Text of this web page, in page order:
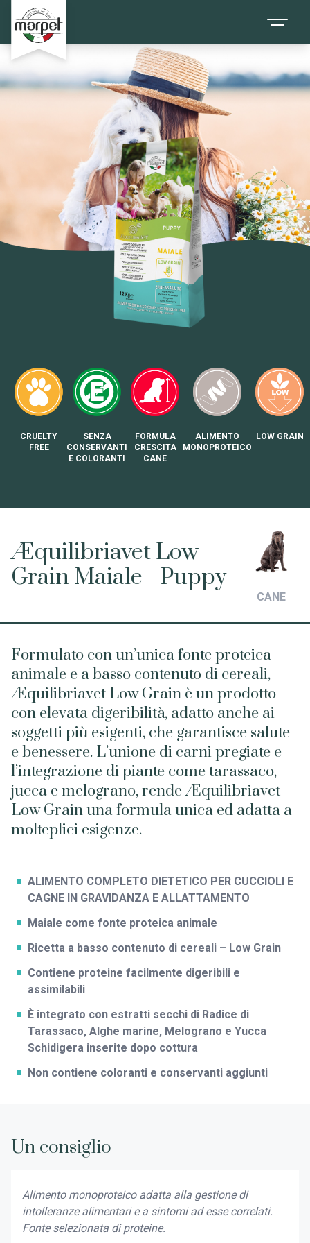
Æquilibriavet Low
Grain Maiale - Puppy
CANE
Formulato con un’unica fonte proteica
animale e a basso contenuto di cereali,
Æquilibriavet Low Grain è un prodotto
con elevata digeribilità, adatto anche ai
soggetti più esigenti, che garantisce salute
e benessere. L’unione di carni pregiate e
l’integrazione di piante come tarassaco,
jucca e melograno, rende Æquilibriavet
Low Grain una formula unica ed adatta a
molteplici esigenze.
ALIMENTO COMPLETO DIETETICO PER CUCCIOLI E
CAGNE IN GRAVIDANZA E ALLATTAMENTO
Maiale come fonte proteica animale
Ricetta a basso contenuto di cereali – Low Grain
Contiene proteine facilmente digeribili e
assimilabili
È integrato con estratti secchi di Radice di
Tarassaco, Alghe marine, Melograno e Yucca
Schidigera inserite dopo cottura
Non contiene coloranti e conservanti aggiunti
CRUELTY
FREE
SENZA
CONSERVANTI
E COLORANTI
FORMULA
CRESCITA
CANE
ALIMENTO
MONOPROTEICO
LOW GRAIN
Un consiglio
Alimento monoproteico adatta alla gestione di
intolleranze alimentari e a sintomi ad esse correlati.
Fonte selezionata di proteine.